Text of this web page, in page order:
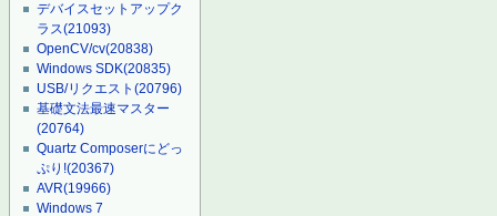
デバイスセットアップク
ラス(21093)
OpenCV/cv(20838)
Windows SDK(20835)
USB/リクエスト(20796)
基礎文法最速マスター
(20764)
Quartz Composerにどっ
ぷり!(20367)
AVR(19966)
Windows 7